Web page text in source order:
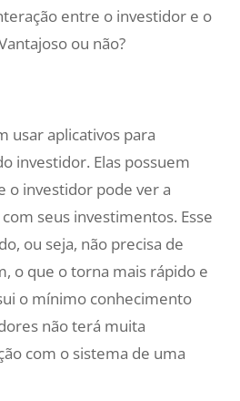
entre o investidor e o
ou não?
usar aplicativos para
investidor. Elas possuem
o investidor pode ver a
seus investimentos. Esse
ou seja, não precisa de
o que o torna mais rápido e
o mínimo conhecimento
não terá muita
com o sistema de uma